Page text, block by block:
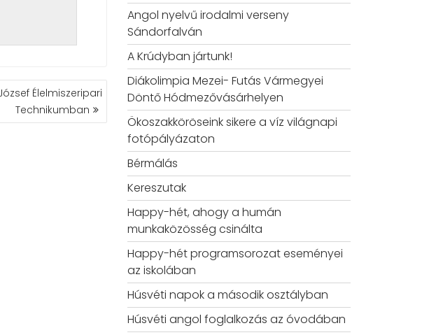
Élelmiszeripari
Technikumban
Angol nyelvű irodalmi verseny
Sándorfalván
A Krúdyban jártunk!
Diákolimpia Mezei- Futás Vármegyei
Döntő Hódmezővásárhelyen
Ökoszakköröseink sikere a víz világnapi
fotópályázaton
Bérmálás
Kereszutak
Happy-hét, ahogy a humán
munkaközösség csinálta
Happy-hét programsorozat eseményei
az iskolában
Húsvéti napok a második osztályban
Húsvéti angol foglalkozás az óvodában